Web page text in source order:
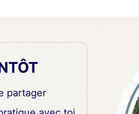
partager